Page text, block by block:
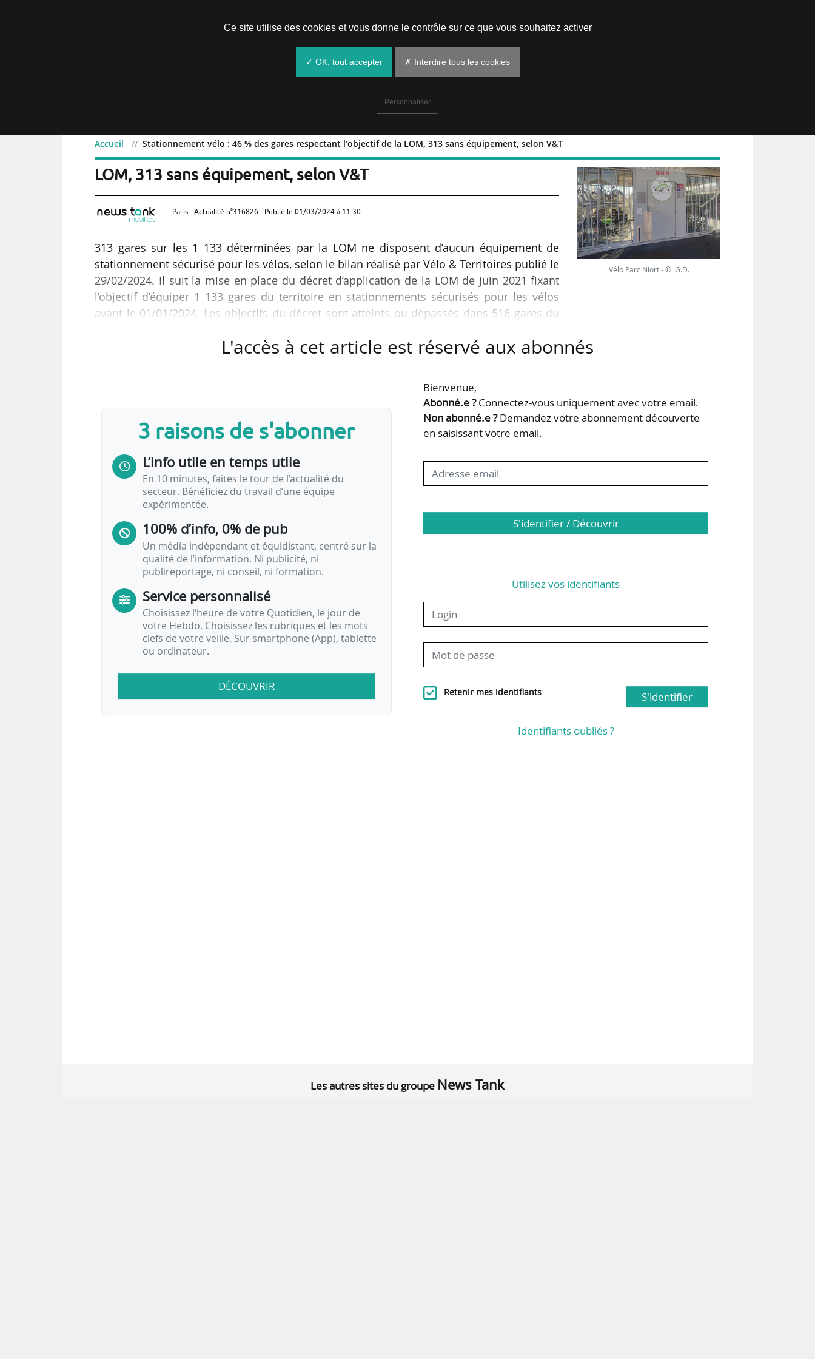
Accueil Stationnement vélo : 46 % des gares respectant l’objectif de la LOM, 313 sans équipement, selon V&T
Stationnement vélo : 46 % des gares respectant l’objectif de la
LOM, 313 sans équipement, selon V&T
Paris - Actualité n°316826 - Publié le 01/03/2024 à 11:30
313 gares sur les 1 133 déterminées par la LOM ne disposent d’aucun équipement de
stationnement sécurisé pour les vélos, selon le bilan réalisé par Vélo & Territoires publié le
29/02/2024. Il suit la mise en place du décret d’application de la LOM de juin 2021 fixant
l’objectif d’équiper 1 133 gares du territoire en stationnements sécurisés pour les vélos
avant le 01/01/2024. Les objectifs du décret sont atteints ou dépassés dans 516 gares du
réparties sur 341 gares, non ciblées par la LOM, identifiées grâce à un recensement, non
Vélo Parc Niort - © G.D.
L'accès à cet article est réservé aux abonnés
3 raisons de s'abonner
L’info utile en temps utile
En 10 minutes, faites le tour de l’actualité du
secteur. Bénéficiez du travail d’une équipe
expérimentée.
100% d’info, 0% de pub
Un média indépendant et équidistant, centré sur la
qualité de l’information. Ni publicité, ni
publireportage, ni conseil, ni formation.
Service personnalisé
Choisissez l‘heure de votre Quotidien, le jour de
votre Hebdo. Choisissez les rubriques et les mots
clefs de votre veille. Sur smartphone (App), tablette
ou ordinateur.
DÉCOUVRIR
Bienvenue,
Abonné.e ?Connectez-vous uniquement avec votre email.
Non abonné.e ?Demandez votre abonnement découverte
en saisissant votre email.
S'identifier / Découvrir
Utilisez vos identifiants
Retenir mes identifiants S'identifier
Identifiants oubliés ?
Les autres sites du groupe News Tank
Ce site utilise des cookies et vous donne le contrôle sur ce que vous souhaitez activer
✓ OK, tout accepter ✗ Interdire tous les cookies
Personnaliser